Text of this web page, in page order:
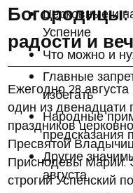
Церковные и
Успение
Что можно и
Главные
избегать
Народные
предсказания
Другие
августа
Богородицы:
радости и
Ежегодно 28
один из двенадцати
праздников
Пресвятой
Приснодевы Марии.
строгий Успенский